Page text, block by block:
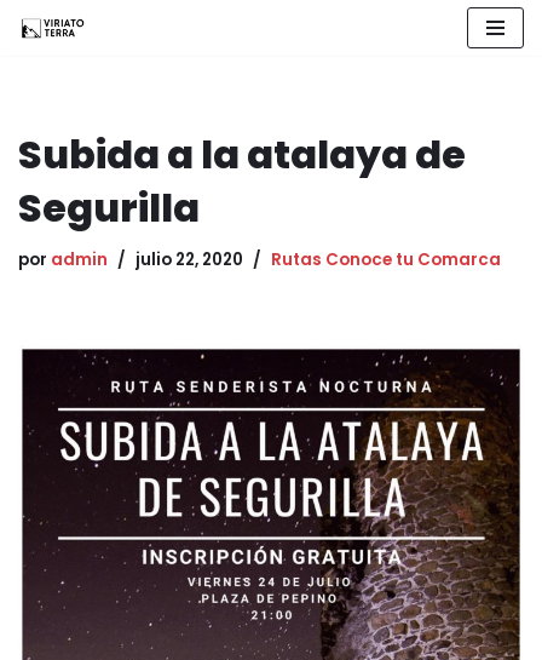
Subida a la atalaya de
Segurilla
por admin julio 22, 2020 Rutas Conoce tu Comarca